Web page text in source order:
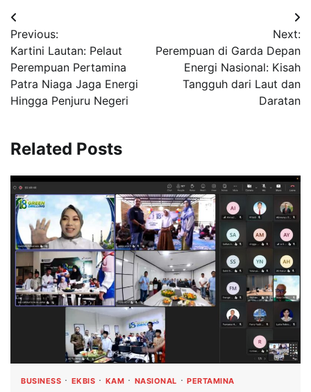
Navigasi
pos
Previous:
Kartini Lautan: Pelaut
Perempuan Pertamina
Patra Niaga Jaga Energi
Hingga Penjuru Negeri
Next:
Perempuan di Garda Depan
Energi Nasional: Kisah
Tangguh dari Laut dan
Daratan
Related Posts
BUSINESS EKBIS KAM NASIONAL PERTAMINA